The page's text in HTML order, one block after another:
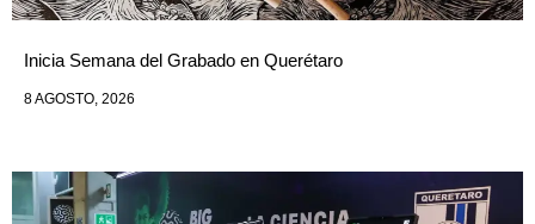
Inicia Semana del Grabado en Querétaro
8 AGOSTO, 2026